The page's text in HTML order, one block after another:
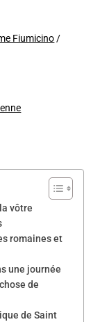
Fiumicino /
vôtre
romaines et
une journée
de
de Saint